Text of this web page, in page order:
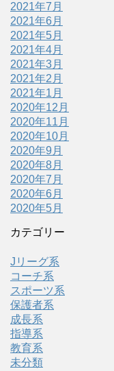
2021年7月
2021年6月
2021年5月
2021年4月
2021年3月
2021年2月
2021年1月
2020年12月
2020年11月
2020年10月
2020年9月
2020年8月
2020年7月
2020年6月
2020年5月
カテゴリー
Jリーグ系
コーチ系
スポーツ系
保護者系
成長系
指導系
教育系
未分類